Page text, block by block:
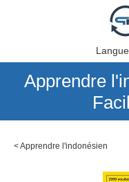
Apprendre
<Apprendre l'indonésien